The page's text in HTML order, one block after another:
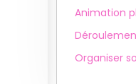
Animation
Organiser